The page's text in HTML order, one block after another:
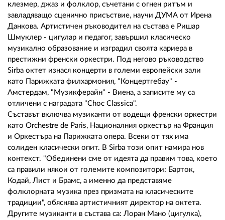
клезмер, джаз и фолклор, съчетани с огнен ритъм и
завладяващо сценично присъствие, научи ДУМА от Ирена
Данкова. Артистичен ръководител на състава е Ришар
Шмуклер - цигулар и педагог, завършил класическо
музикално образование и изградил своята кариера в
престижни френски оркестри. Под негово ръководство
Sirba октет изнася концерти в големи европейски зали
като Парижката филхармония, "Концертгебау" -
Амстердам, "Музикферайн" - Виена, а записите му са
отличени с наградата "Choc Classica".
Съставът включва музиканти от водещи френски оркестри
като Orchestre de Paris, Националния оркестър на Франция
и Оркестъра на Парижката опера. Всеки от тях има
солиден класически опит. В Sirba този опит намира нов
контекст. "Обединени сме от идеята да правим това, което
са правили някои от големите композитори: Барток,
Кодай, Лист и Брамс, а именно да представяме
фолклорната музика през призмата на класическите
традиции", обяснява артистичният директор на октета.
Другите музиканти в състава са: Лоран Мано (цигулка),